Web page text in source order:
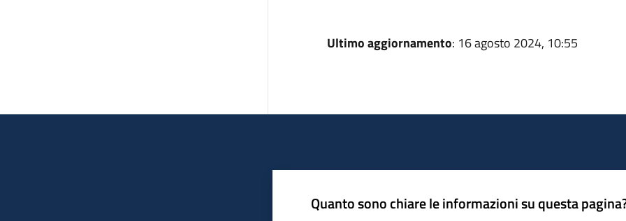
Ultimo aggiornamento: 16 agosto 2024, 10:55
Quanto sono chiare le informazioni su questa